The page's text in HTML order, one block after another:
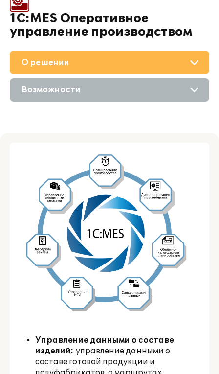
1С:MES Оперативное
управление производством
О решении
Приобретение
Возможности
Управление данными о составе
изделий: управление данными о
составе готовой продукции и